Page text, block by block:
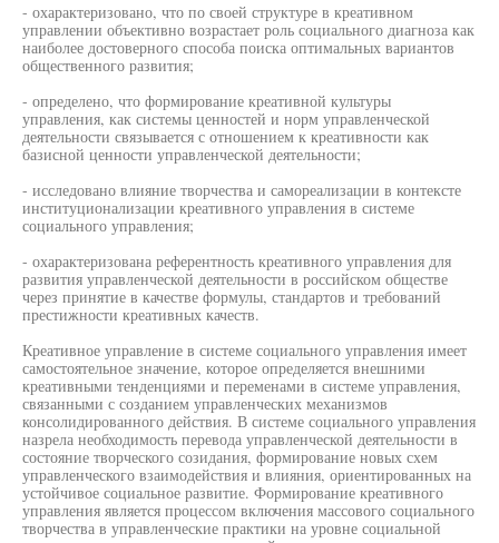
- охарактеризовано, что по своей структуре в креативном
управлении объективно возрастает роль социального диагноза как
наиболее достоверного способа поиска оптимальных вариантов
общественного развития;
- определено, что формирование креативной культуры
управления, как системы ценностей и норм управленческой
деятельности связывается с отношением к креативности как
базисной ценности управленческой деятельности;
- исследовано влияние творчества и самореализации в контексте
институционализации креативного управления в системе
социального управления;
- охарактеризована референтность креативного управления для
развития управленческой деятельности в российском обществе
через принятие в качестве формулы, стандартов и требований
престижности креативных качеств.
Креативное управление в системе социального управления имеет
самостоятельное значение, которое определяется внешними
креативными тенденциями и переменами в системе управления,
связанными с созданием управленческих механизмов
консолидированного действия. В системе социального управления
назрела необходимость перевода управленческой деятельности в
состояние творческого созидания, формирование новых схем
управленческого взаимодействия и влияния, ориентированных на
устойчивое социальное развитие. Формирование креативного
управления является процессом включения массового социального
творчества в управленческие практики на уровне социальной